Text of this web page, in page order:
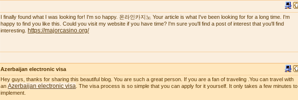
I finally found what I was looking for! I'm so happy. 온라인카지노 Your article is what I've been looking for for a long time. I'm
happy to find you like this. Could you visit my website if you have time? I'm sure you'll find a post of interest that you'll find
interesting.
https://majorcasino.org/
Azerbaijan electronic visa
Hey guys, thanks for sharing this beautiful blog. You are such a great person. If you are a fan of traveling .You can travel with
an Azerbaijan electronic visa . The visa process is so simple that you can apply for it yourself. It only takes a few minutes to
implement.